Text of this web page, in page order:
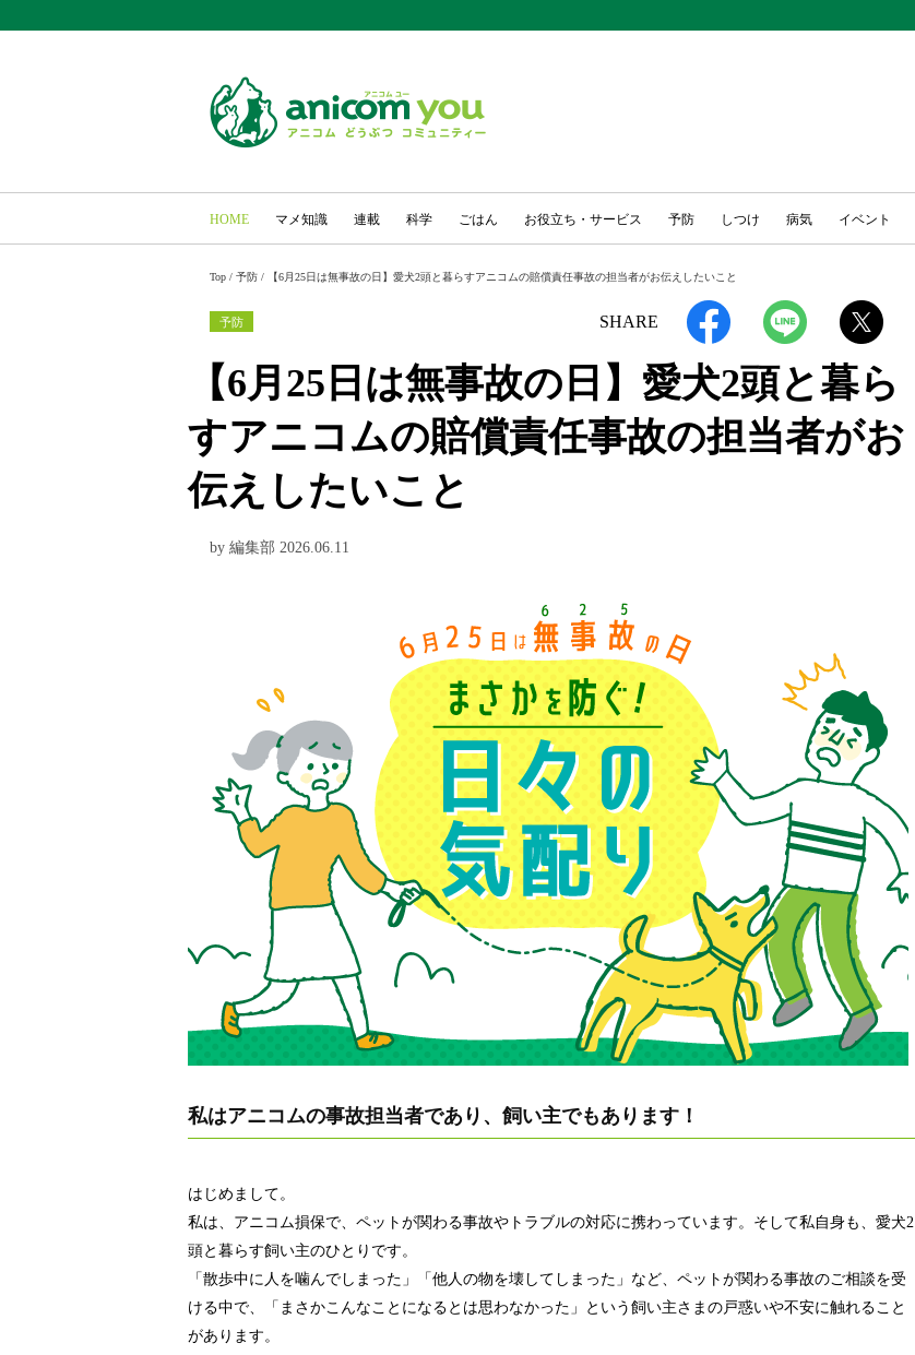
HOME マメ知識 連載 科学 ごはん お役立ち・サービス 予防 しつけ 病気 イベント
Top / 予防 / 【6月25日は無事故の日】愛犬2頭と暮らすアニコムの賠償責任事故の担当者がお伝えしたいこと
SHARE
予防
【6月25日は無事故の日】愛犬2頭と暮ら
すアニコムの賠償責任事故の担当者がお
伝えしたいこと
by 編集部 2026.06.11
私はアニコムの事故担当者であり、飼い主でもあります！
はじめまして。
私は、アニコム損保で、ペットが関わる事故やトラブルの対応に携わっています。そして私自身も、愛犬2
頭と暮らす飼い主のひとりです。
「散歩中に人を噛んでしまった」「他人の物を壊してしまった」など、ペットが関わる事故のご相談を受
ける中で、「まさかこんなことになるとは思わなかった」という飼い主さまの戸惑いや不安に触れること
があります。